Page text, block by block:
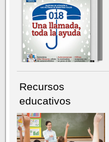
Recursos
educativos